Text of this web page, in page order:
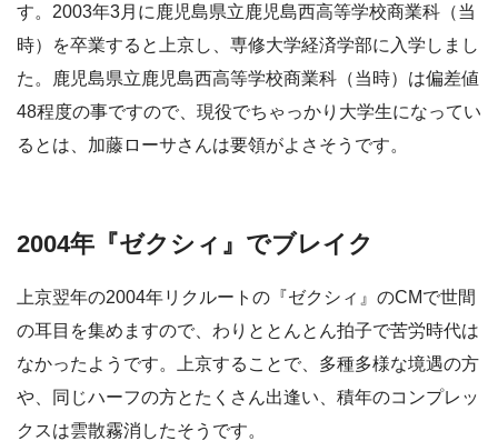
す。2003年3月に鹿児島県立鹿児島西高等学校商業科（当
時）を卒業すると上京し、専修大学経済学部に入学しまし
た。鹿児島県立鹿児島西高等学校商業科（当時）は偏差値
48程度の事ですので、現役でちゃっかり大学生になってい
るとは、加藤ローサさんは要領がよさそうです。
2004年『ゼクシィ』でブレイク
上京翌年の2004年リクルートの『ゼクシィ』のCMで世間
の耳目を集めますので、わりととんとん拍子で苦労時代は
なかったようです。上京することで、多種多様な境遇の方
や、同じハーフの方とたくさん出逢い、積年のコンプレッ
クスは雲散霧消したそうです。